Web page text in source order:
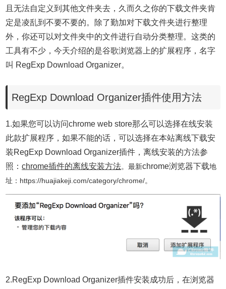
且无法自定义到其他文件夹去，久而久之你的下载文件夹肯
定是凌乱到不要不要的。除了勤加对下载文件夹进行整理
外，你还可以对文件夹中的文件进行自动分类整理。这类的
工具有不少，今天介绍的是谷歌浏览器上的扩展程序，名字
叫 RegExp Download Organizer。
RegExp Download Organizer插件使用方法
1.如果您可以访问chrome web store那么可以选择在线安装
此款扩展程序，如果不能的话，可以选择在本站离线下载安
装RegExp Download Organizer插件，离线安装的方法参
照：chrome插件的离线安装方法。最新chrome浏览器下载地
址：https://huajiakeji.com/category/chrome/。
2.RegExp Download Organizer插件安装成功后，在浏览器